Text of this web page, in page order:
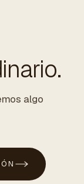
algo